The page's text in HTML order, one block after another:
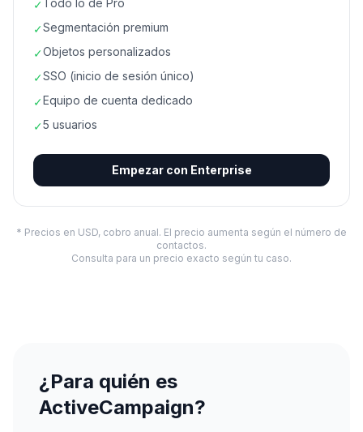
✓Todo lo de Pro
✓Segmentación premium
✓Objetos personalizados
✓SSO (inicio de sesión único)
✓Equipo de cuenta dedicado
✓5 usuarios
Empezar con Enterprise
* Precios en USD, cobro anual. El precio aumenta según el número de
contactos.
Consulta para un precio exacto según tu caso.
¿Para quién es
ActiveCampaign?